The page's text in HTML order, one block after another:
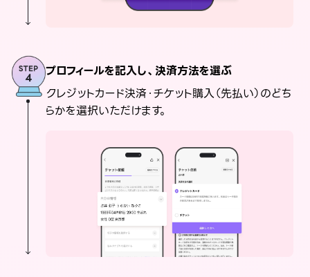
プロフィールを記入し、決済方法を選ぶ
クレジットカード決済・チケット購入（先払い）のどち
らかを選択いただけます。